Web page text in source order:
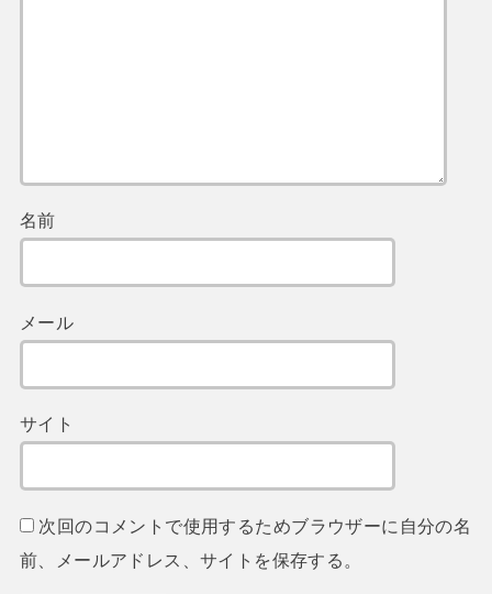
名前
メール
サイト
次回のコメントで使用するためブラウザーに自分の名
前、メールアドレス、サイトを保存する。